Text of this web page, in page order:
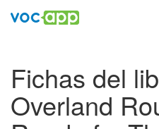
Fichas del
Overland